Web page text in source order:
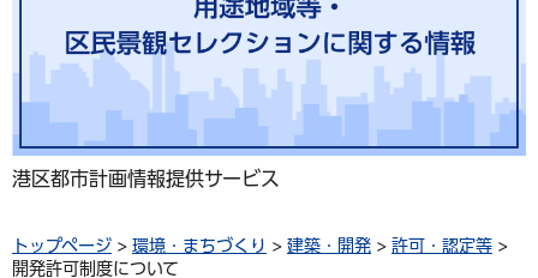
港区都市計画情報提供サービス
トップページ > 環境・まちづくり > 建築・開発 > 許可・認定等 >
開発許可制度について